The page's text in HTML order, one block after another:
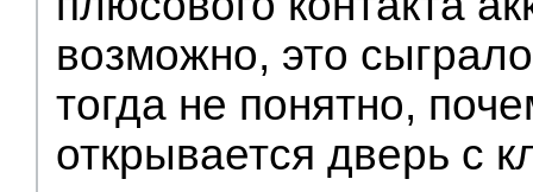
плюсового контакта
возможно, это
тогда не понятно,
открывается дверь с